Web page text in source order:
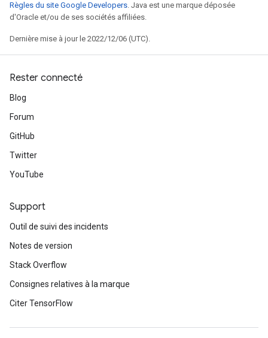
Règles du site Google Developers. Java est une marque déposée
d'Oracle et/ou de ses sociétés affiliées.
Dernière mise à jour le 2022/12/06 (UTC).
Rester connecté
Blog
Forum
GitHub
Twitter
YouTube
Support
Outil de suivi des incidents
Notes de version
Stack Overflow
Consignes relatives à la marque
Citer TensorFlow